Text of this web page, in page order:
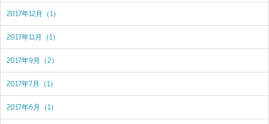
2017年12月（1）
2017年11月（1）
2017年9月（2）
2017年7月（1）
2017年6月（1）